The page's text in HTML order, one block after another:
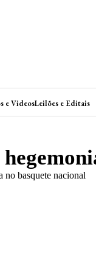
e VideosLeilões e Editais
no basquete nacional